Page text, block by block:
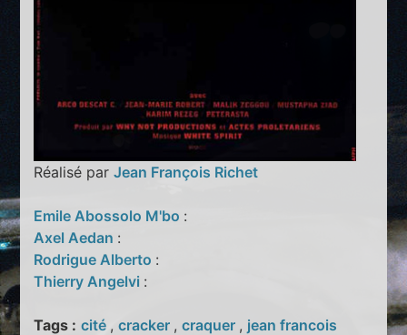
Réalisé parJean François Richet
Emile Abossolo M'bo :
Axel Aedan :
Rodrigue Alberto :
Thierry Angelvi :
Tags : cité ,cracker ,craquer , jean francois